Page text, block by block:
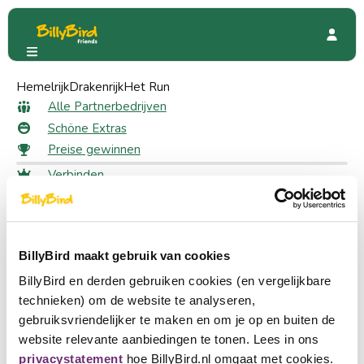
BillyBird maakt gebruik van cookies
BillyBird en derden gebruiken cookies (en vergelijkbare
technieken) om de website te analyseren,
gebruiksvriendelijker te maken en om je op en buiten de
website relevante aanbiedingen te tonen. Lees in ons
privacystatement hoe BillyBird.nl omgaat met cookies.
HemelrijkDrakenrijkHet Run
Alle Partnerbedrijven
Schöne Extras
Preise gewinnen
Verbinden
Anmeldung
Wählen Sie eine Sprache
Nederlands
English
Deutsch
Ein Partner werden
Thermae 2000 Sonderangebote
23 € Rabatt als Mitglied
31 likes
Fordern Sie Ihren Rabatt an
Melden Sie sich an
Hoch auf dem Cauberg im malerischen Limburger
Hügelland glänzen die Pyramiden von Thermae 2000, ein
besonderer Ort für tiefgehende Entspannung. Genießen Sie
thermale Innen und Außenbecken aus eigener Quelle,